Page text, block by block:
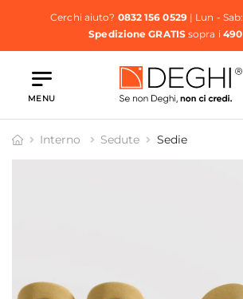
Cerchi aiuto? 0832 156 0529| Lun -
Spedizione GRATISsopra i
MENU
Interno Sedute Sedie